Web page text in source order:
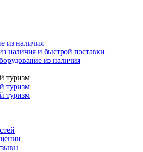
наличия и быстрой поставки
туризм
туризм
туризм